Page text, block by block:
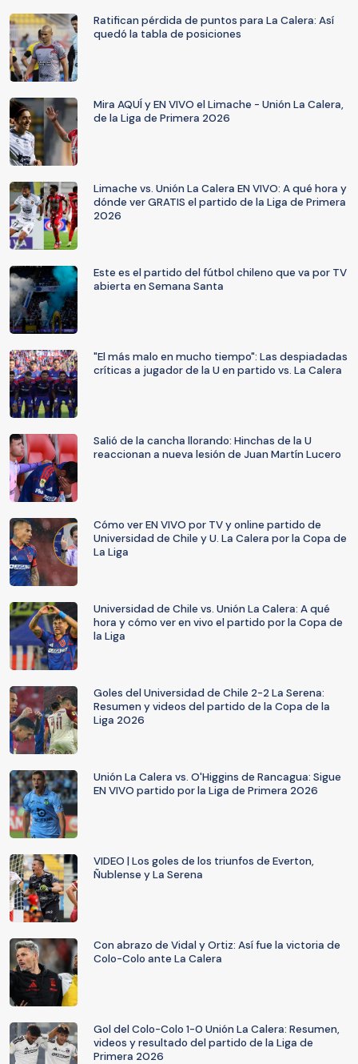
Ratifican pérdida de puntos para La Calera: Así
quedó la tabla de posiciones
Mira AQUÍ y EN VIVO el Limache - Unión La Calera,
de la Liga de Primera 2026
Limache vs. Unión La Calera EN VIVO: A qué hora y
dónde ver GRATIS el partido de la Liga de Primera
2026
Este es el partido del fútbol chileno que va por TV
abierta en Semana Santa
"El más malo en mucho tiempo": Las despiadadas
críticas a jugador de la U en partido vs. La Calera
Salió de la cancha llorando: Hinchas de la U
reaccionan a nueva lesión de Juan Martín Lucero
Cómo ver EN VIVO por TV y online partido de
Universidad de Chile y U. La Calera por la Copa de
La Liga
Universidad de Chile vs. Unión La Calera: A qué
hora y cómo ver en vivo el partido por la Copa de
la Liga
Goles del Universidad de Chile 2-2 La Serena:
Resumen y videos del partido de la Copa de la
Liga 2026
Unión La Calera vs. O'Higgins de Rancagua: Sigue
EN VIVO partido por la Liga de Primera 2026
VIDEO | Los goles de los triunfos de Everton,
Ñublense y La Serena
Con abrazo de Vidal y Ortiz: Así fue la victoria de
Colo-Colo ante La Calera
Gol del Colo-Colo 1-0 Unión La Calera: Resumen,
videos y resultado del partido de la Liga de
Primera 2026